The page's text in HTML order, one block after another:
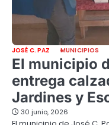
JOSÉ C. PAZ MUNICIPIOS
El municipio
entrega
Jardines y
30 junio, 2026